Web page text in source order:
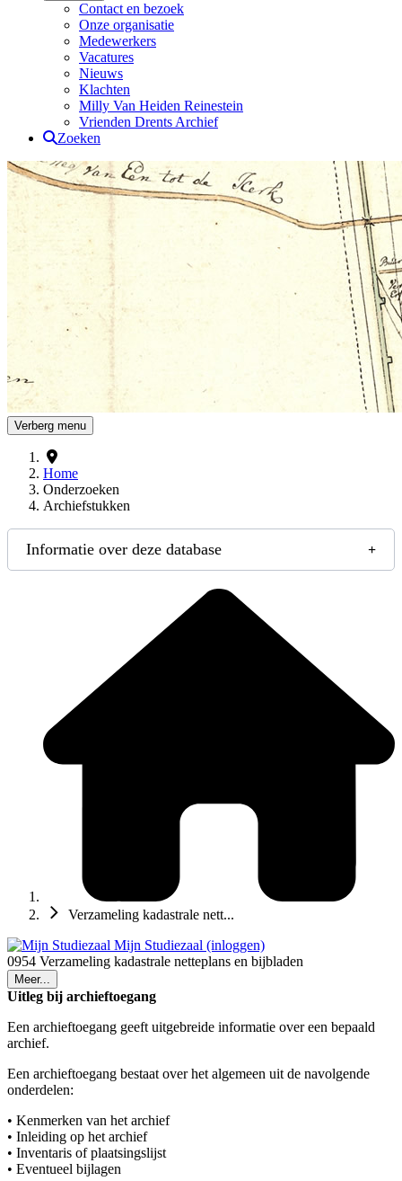
Contact en bezoek
Onze organisatie
Medewerkers
Vacatures
Nieuws
Klachten
Milly Van Heiden Reinestein
Vrienden Drents Archief
Zoeken
Drents Archief
Verberg menu
Home
Onderzoeken
Archiefstukken
Informatie over deze database
Verzameling kadastrale nett...
Mijn Studiezaal (inloggen)
0954 Verzameling kadastrale netteplans en bijbladen
Meer...
Uitleg bij archieftoegang
Een archieftoegang geeft uitgebreide informatie over een bepaald
archief.
Een archieftoegang bestaat over het algemeen uit de navolgende
onderdelen:
• Kenmerken van het archief
• Inleiding op het archief
• Inventaris of plaatsingslijst
• Eventueel bijlagen